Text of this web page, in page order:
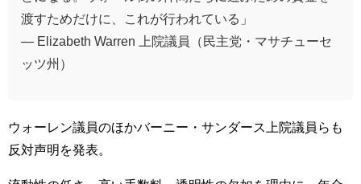
渡すためだけに、これが行われている」
— Elizabeth Warren 上院議員（民主党・マサチューセ
ッツ州）
ウォーレン議員のほかバーニー・サンダース上院議員らも
反対声明を発表。